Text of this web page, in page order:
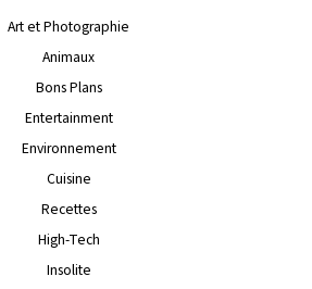
Art et Photographie
Animaux
Bons Plans
Entertainment
Environnement
Cuisine
Recettes
High-Tech
Insolite